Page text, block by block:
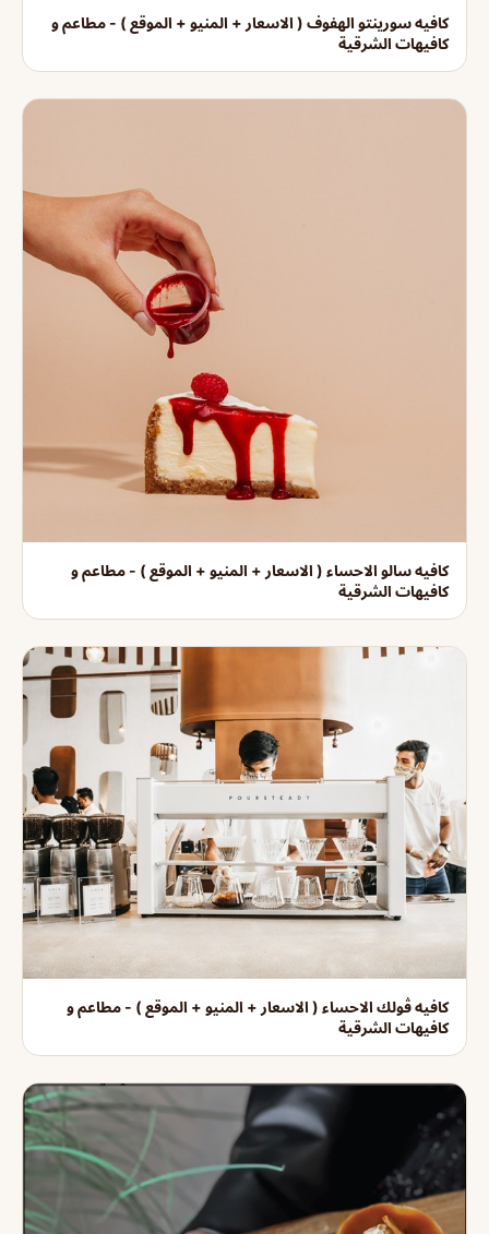
كافيه سورينتو الهفوف ( الاسعار + المنيو + الموقع ) - مطاعم و
كافيهات الشرقية
كافيه سالو الاحساء ( الاسعار + المنيو + الموقع ) - مطاعم و
كافيهات الشرقية
كافيه ڤولك الاحساء ( الاسعار + المنيو + الموقع ) - مطاعم و
كافيهات الشرقية